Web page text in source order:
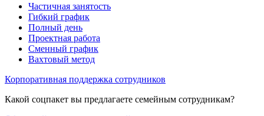
Частичная занятость
Гибкий график
Полный день
Проектная работа
Сменный график
Вахтовый метод
Корпоративная поддержка сотрудников
Какой соцпакет вы предлагаете семейным сотрудникам?